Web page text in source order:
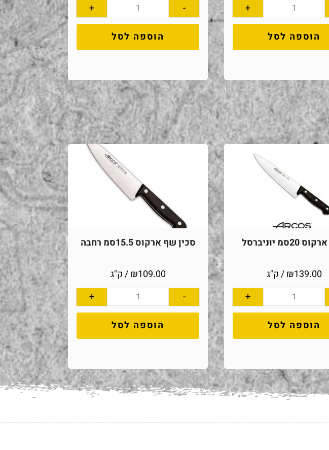
+
הוספה לסל
-
+
הוספה לסל
20סמ יוניברסל
₪139.00 / ק"ג
+
הוספה לסל
סכין שף ארקוס 15.5סמ רחבה
₪109.00 / ק"ג
-
+
הוספה לסל